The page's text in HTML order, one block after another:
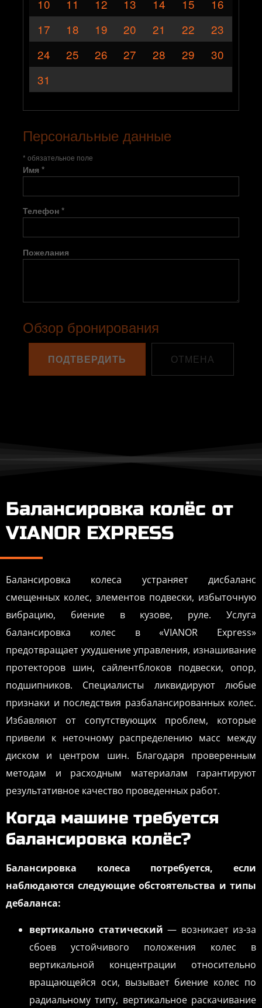
10 11 12 13 14 15
16
17
18 19 20 21 22
23
24
25 26 27 28 29
30
31
Персональные данные
* обязательное поле
Имя *
Телефон *
Пожелания
Обзор бронирования
ПОДТВЕРДИТЬ ОТМЕНА
Балансировка колёс от
VIANOR EXPRESS
Балансировка колеса устраняет дисбаланс
смещенных колес, элементов подвески, избыточную
вибрацию, биение в кузове, руле. Услуга
балансировка колес в «VIANOR Express»
предотвращает ухудшение управления, изнашивание
протекторов шин, сайлентблоков подвески, опор,
подшипников. Специалисты ликвидируют любые
признаки и последствия разбалансированных колес.
Избавляют от сопутствующих проблем, которые
привели к неточному распределению масс между
диском и центром шин. Благодаря проверенным
методам и расходным материалам гарантируют
результативное качество проведенных работ.
Когда машине требуется
балансировка колёс?
Балансировка колеса потребуется, если
наблюдаются следующие обстоятельства и типы
дебаланса:
вертикально статический — возникает из-за
сбоев устойчивого положения колес в
вертикальной концентрации относительно
вращающейся оси, вызывает биение колес по
радиальному типу, вертикальное раскачивание